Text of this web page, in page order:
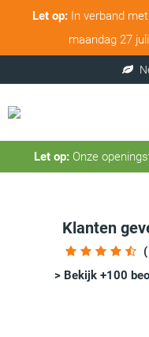
Let op:In verband met
maandag 27
Let op:Onze
Klanten
> Bekijk +100